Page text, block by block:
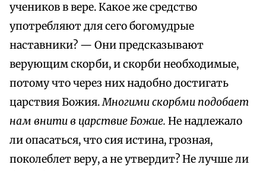
учеников в вере. Какое же средство
употребляют для сего богомудрые
наставники? — Они предсказывают
верующим скорби, и скорби необходимые,
потому что через них надобно достигать
царствия Божия.Многими скорбми подобает
нам внити в царствие Божие. Не надлежало
ли опасаться, что сия истина, грозная,
поколеблет веру, а не утвердит? Не лучше ли